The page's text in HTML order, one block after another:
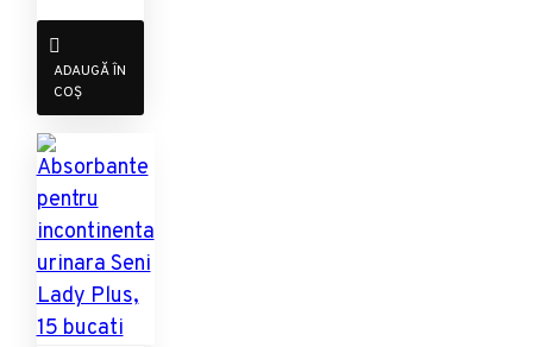
ADAUGĂ ÎN
COȘ